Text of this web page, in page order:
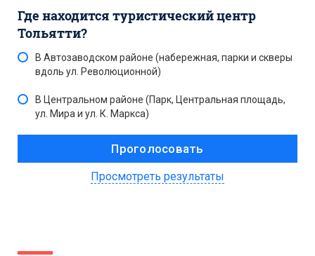
Где находится туристический центр
Тольятти?
В Автозаводском районе (набережная, парки и скверы
вдоль ул. Революционной)
В Центральном районе (Парк, Центральная площадь,
ул. Мира и ул. К. Маркса)
Просмотреть результаты